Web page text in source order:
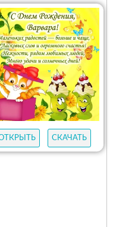
СКАЧАТЬ